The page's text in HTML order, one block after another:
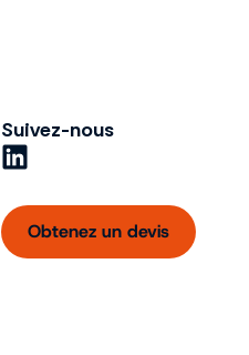
Suivez-nous
L
n
k
e
Obtenez un devis